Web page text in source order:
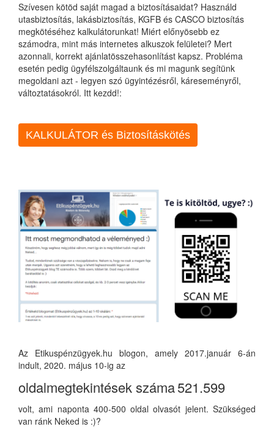
Szívesen kötöd saját magad a biztosításaidat? Használd
utasbiztosítás, lakásbiztosítás, KGFB és CASCO biztosítás
megkötéséhez kalkulátorunkat! Miért előnyösebb ez
számodra, mint más internetes alkuszok felületei? Mert
azonnali, korrekt ajánlatösszehasonlítást kapsz. Probléma
esetén pedig ügyfélszolgáltaunk és mi magunk segítünk
megoldani azt - legyen szó ügyintézésről, káreseményről,
változtatásokról. Itt kezdd!:
KALKULÁTOR és Biztosításkötés
Az Etikuspénzügyek.hu blogon, amely 2017.január 6-án
indult, 2020. május 10-ig az
oldalmegtekintések száma521.599
volt, ami naponta 400-500 oldal olvasót jelent. Szükséged
van ránk Neked is :)?